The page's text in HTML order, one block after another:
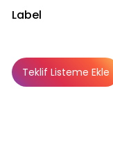
Basic
Basic
Premium
Abonelik Dışı
Label
Teklif Listeme Ekle